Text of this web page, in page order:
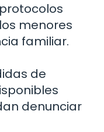
menores
familiar.
de
denunciar